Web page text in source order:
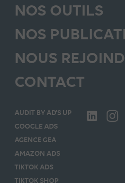
NOS OUTILS
NOS
NOUS
CONTACT
AUDIT BY AD’S UP
GOOGLE ADS
AGENCE GEA
AMAZON ADS
TIKTOK ADS
TIKTOK SHOP